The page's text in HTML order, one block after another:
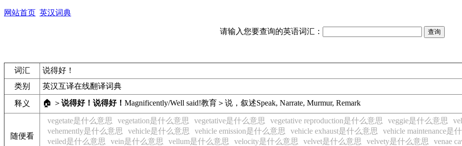
网站首页 英汉词典
请输入您要查询的英语词汇：
词汇
说得好！
类别
英汉互译在线翻译词典
释义 🏠 ＞ 说得好！ 说得好！ Magnificently/Well said!教育＞说，叙述Speak, Narrate, Murmur, Remark
随便看
vegetate是什么意思 vegetation是什么意思 vegetative是什么意思 vegetative reproduction是什么意思 veggie是什么意思
vehemently是什么意思
vehicle是什么意思 vehicle emission是什么意思 vehicle exhaust是什么意思 vehicle maintenance是
veiled是什么意思
vein是什么意思 vellum是什么意思 velocity是什么意思 velvet是什么意思 velvety是什么意思 venae